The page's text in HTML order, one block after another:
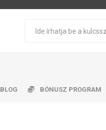
BLOG BÓNUSZ PROGRAM